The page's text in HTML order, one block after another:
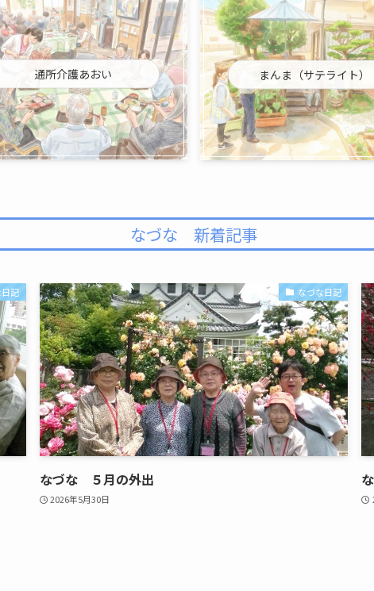
通所介護あおい まんま（サテライト）
なづな 新着記事
記 なづな日記
なづな ５月の外出
2026年5月30日